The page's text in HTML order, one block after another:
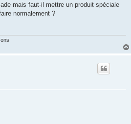
mais faut-il mettre un produit spéciale
normalement ?